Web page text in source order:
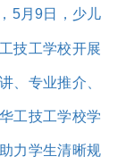
5月9日，少儿
技工学校开展
、专业推介、
工技工学校学
力学生清晰规